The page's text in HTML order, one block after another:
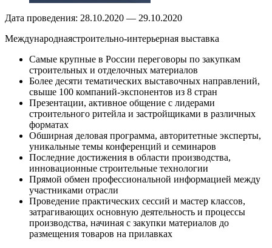
Дата проведения: 28.10.2020 — 29.10.2020
Международнаястроительно-интерьерная выставка
Самые крупные в России переговоры по закупкам
строительных и отделочных материалов
Более десяти тематических выставочных направлений,
свыше 100 компаний-экспонентов из 8 стран
Презентации, активное общение с лидерами
строительного ритейла и застройщиками в различных
форматах
Обширная деловая программа, авторитетные эксперты,
уникальные темы конференций и семинаров
Последние достижения в области производства,
инновационные строительные технологии
Прямой обмен профессиональной информацией между
участниками отрасли
Проведение практических сессий и мастер классов,
затрагивающих основную деятельность и процессы
производства, начиная с закупки материалов до
размещения товаров на прилавках